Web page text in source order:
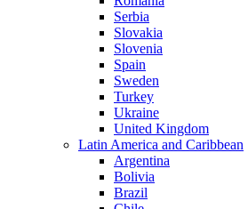
Serbia
Slovakia
Slovenia
Spain
Sweden
Turkey
Ukraine
United Kingdom
Latin America and Caribbean
Argentina
Bolivia
Brazil